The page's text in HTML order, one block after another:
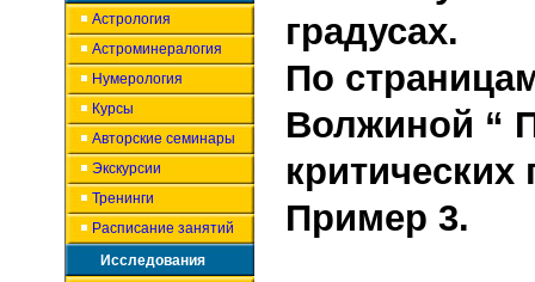
Астрология
Астроминералогия
Нумерология
Курсы
Авторские семинары
Экскурсии
Тренинги
Расписание занятий
Исследования
градусах.
По
Волжиной “
критических
Пример 3.